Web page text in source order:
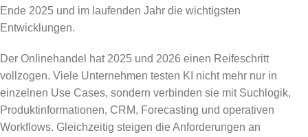
Ende 2025 und im laufenden Jahr die wichtigsten
Entwicklungen.
Der Onlinehandel hat 2025 und 2026 einen Reifeschritt
vollzogen. Viele Unternehmen testen KI nicht mehr nur in
einzelnen Use Cases, sondern verbinden sie mit Suchlogik,
Produktinformationen, CRM, Forecasting und operativen
Workflows. Gleichzeitig steigen die Anforderungen an